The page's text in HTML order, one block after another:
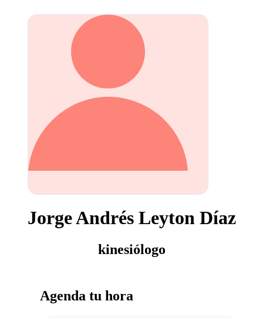
Jorge Andrés Leyton Díaz
kinesiólogo
Agenda tu hora